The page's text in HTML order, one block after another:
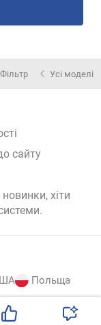
Фільтр Усі моделі
сайту
хіти
.
Польща